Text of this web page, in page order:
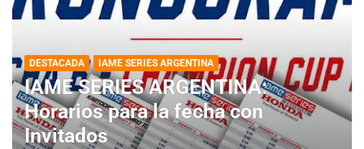
DESTACADA IAME SERIES ARGENTINA
IAME SERIES ARGENTINA:
Horarios para la fecha con
Invitados